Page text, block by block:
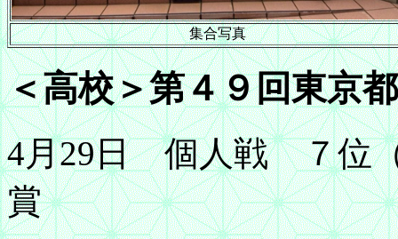
集合写真
＜高校＞第４９回東京
4月29日 個人戦 ７位（
賞